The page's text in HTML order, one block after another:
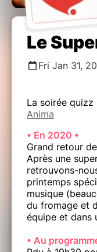
Le
Fri Jan 31,
La soirée quizz
Anima
• En 2020 •
Grand retour
Après une
retrouvons-
printemps
musique
du fromage et
équipe et dans
• Au